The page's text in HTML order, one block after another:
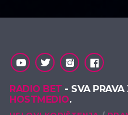
RADIO BET - SVA
HOSTMEDIO.